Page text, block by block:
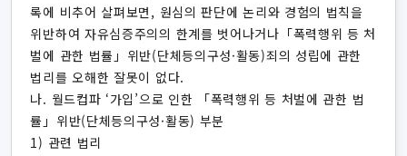
록에 비추어 살펴보면, 원심의 판단에 논리와 경험의 법칙을
위반하여 자유심증주의의 한계를 벗어나거나「폭력행위 등 처
벌에 관한 법률」위반(단체등의구성·활동)죄의 성립에 관한
법리를 오해한 잘못이 없다.
나. 월드컵파 ‘가입’으로 인한 「폭력행위 등 처벌에 관한 법
률」위반(단체등의구성·활동) 부분
1) 관련 법리